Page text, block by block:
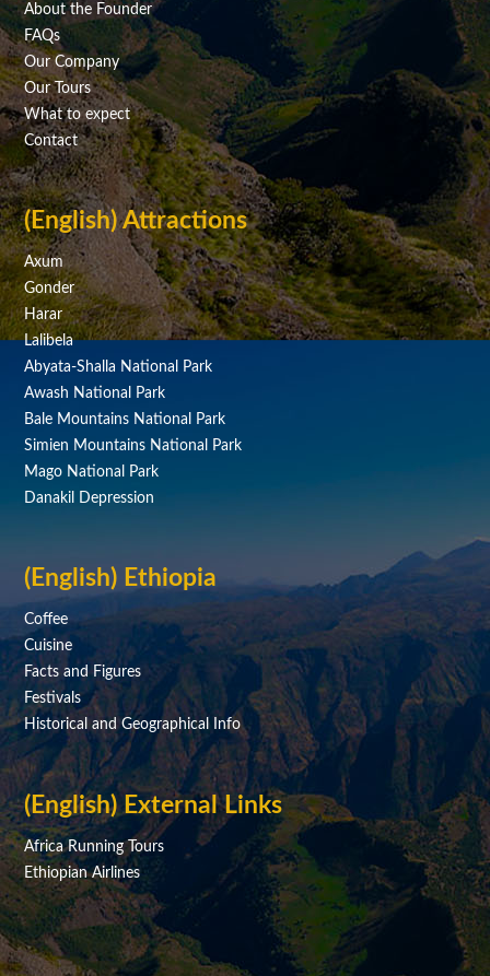
About the Founder
FAQs
Our Company
Our Tours
What to expect
Contact
(English) Attractions
Axum
Gonder
Harar
Lalibela
Abyata-Shalla National Park
Awash National Park
Bale Mountains National Park
Simien Mountains National Park
Mago National Park
Danakil Depression
(English) Ethiopia
Coffee
Cuisine
Facts and Figures
Festivals
Historical and Geographical Info
(English) External Links
Africa Running Tours
Ethiopian Airlines